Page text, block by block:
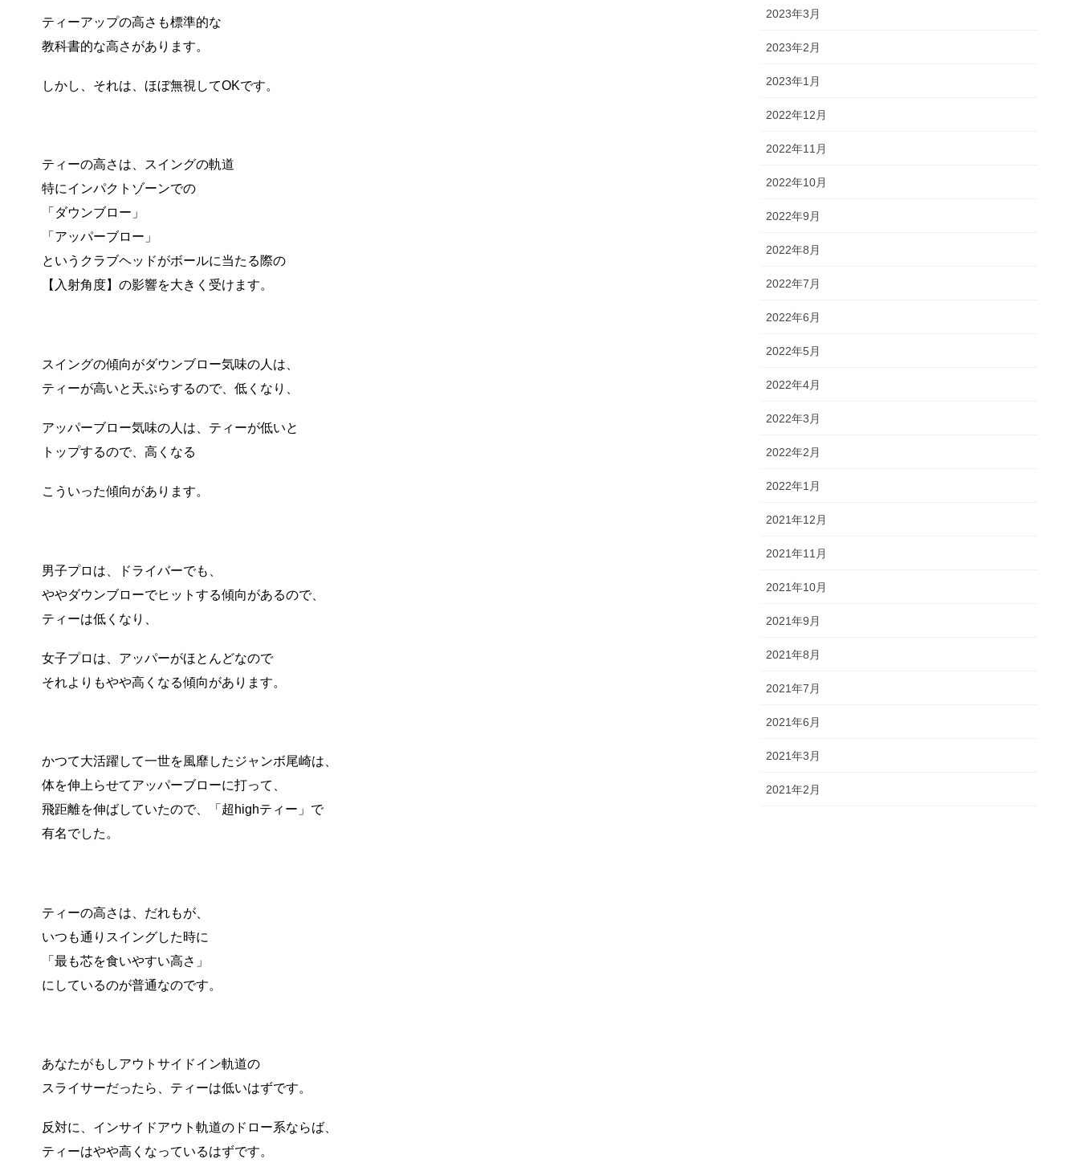
ティーアップの高さも標準的な
教科書的な高さがあります。
しかし、それは、ほぼ無視してOKです。
ティーの高さは、スイングの軌道
特にインパクトゾーンでの
「ダウンブロー」
「アッパーブロー」
というクラブヘッドがボールに当たる際の
【入射角度】の影響を大きく受けます。
スイングの傾向がダウンブロー気味の人は、
ティーが高いと天ぷらするので、低くなり、
アッパーブロー気味の人は、ティーが低いと
トップするので、高くなる
こういった傾向があります。
男子プロは、ドライバーでも、
ややダウンブローでヒットする傾向があるので、
ティーは低くなり、
女子プロは、アッパーがほとんどなので
それよりもやや高くなる傾向があります。
かつて大活躍して一世を風靡したジャンボ尾崎は、
体を伸上らせてアッパーブローに打って、
飛距離を伸ばしていたので、「超highティー」で
有名でした。
ティーの高さは、だれもが、
いつも通りスイングした時に
「最も芯を食いやすい高さ」
にしているのが普通なのです。
あなたがもしアウトサイドイン軌道の
スライサーだったら、ティーは低いはずです。
反対に、インサイドアウト軌道のドロー系ならば、
ティーはやや高くなっているはずです。
2023年3月
2023年2月
2023年1月
2022年12月
2022年11月
2022年10月
2022年9月
2022年8月
2022年7月
2022年6月
2022年5月
2022年4月
2022年3月
2022年2月
2022年1月
2021年12月
2021年11月
2021年10月
2021年9月
2021年8月
2021年7月
2021年6月
2021年3月
2021年2月